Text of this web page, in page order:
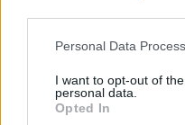
Personal Data
I want to opt-out of
personal data.
Opted In
Δυσάρεστα νέα για
Γιατι δεν πρέπει να